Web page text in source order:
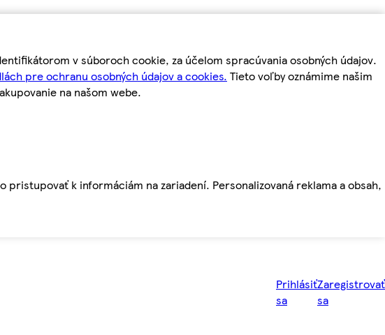
v súboroch cookie, za účelom spracúvania osobných údajov.
pre ochranu osobných údajov a cookies. Tieto voľby oznámime našim
na našom webe.
k informáciám na zariadení. Personalizovaná reklama a obsah,
Prihlásiť
sa
Zaregistrovať
sa